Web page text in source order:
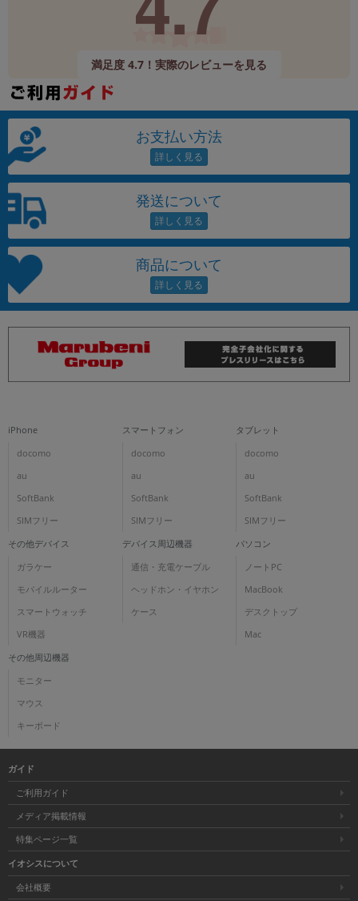
満足度 4.7！実際のレビューを見る
お支払い方法
発送について
商品について
iPhone
docomo
au
SoftBank
SIMフリー
スマートフォン
docomo
au
SoftBank
SIMフリー
タブレット
docomo
au
SoftBank
SIMフリー
その他デバイス
ガラケー
モバイルルーター
スマートウォッチ
VR機器
デバイス周辺機器
通信・充電ケーブル
ヘッドホン・イヤホン
ケース
パソコン
ノートPC
MacBook
デスクトップ
Mac
その他周辺機器
モニター
マウス
キーボード
ガイド
ご利用ガイド
メディア掲載情報
特集ページ一覧
イオシスについて
会社概要